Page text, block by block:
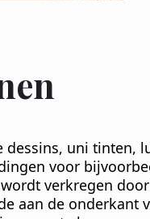
dessins, uni tinten,
voor
verkregen
aan de onderkant